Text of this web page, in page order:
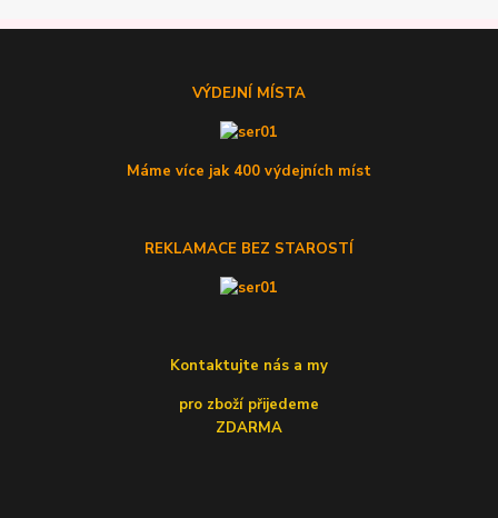
VÝDEJNÍ MÍSTA
Máme více jak 400 výdejních míst
REKLAMACE BEZ STAROSTÍ
Kontaktujte nás a my
pro zboží přijedeme
ZDARMA